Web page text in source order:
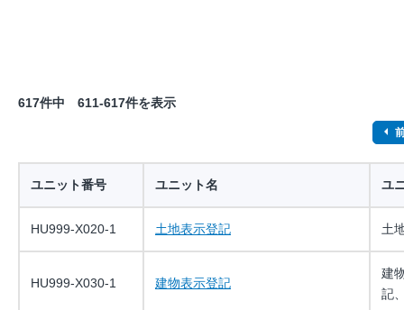
617件中 611-617件を表示
ユニット番号 ユニット名 ユ
HU999-X020-1 土地表示登記 土
HU999-X030-1 建物表示登記
建
記